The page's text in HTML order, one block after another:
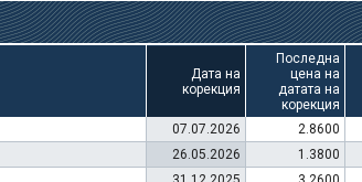
Дата на
корекция
Последна
цена на
датата на
корекция
07.07.2026 2.8600
26.05.2026 1.3800